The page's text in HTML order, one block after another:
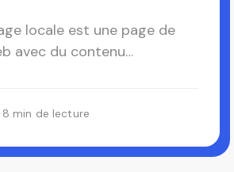
locale est une page de
avec du contenu
·8 min de lecture